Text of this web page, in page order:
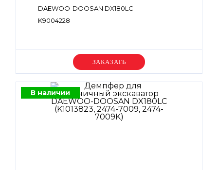
DAEWOO-DOOSAN DX180LC
K9004228
Уточняйте цену
В наличии